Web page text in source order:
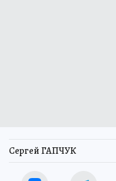
Сергей ГАПЧУК